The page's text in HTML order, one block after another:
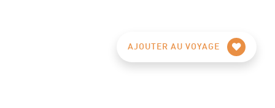
AJOUTER AU VOYAGE